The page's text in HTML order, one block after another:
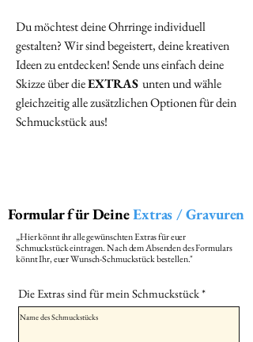
Du möchtest deine Ohrringe individuell
gestalten? Wir sind begeistert, deine kreativen
Ideen zu entdecken! Sende uns einfach deine
Skizze über dieEXTRAS unten und wähle
gleichzeitig alle zusätzlichen Optionen für dein
Schmuckstück aus!
Formular für DeineExtras / Gravuren
„Hier könnt ihr alle gewünschten Extras für euer
Schmuckstück eintragen. Nach dem Absenden des Formulars
könnt Ihr, euer Wunsch-Schmuckstück bestellen."
Die Extras sind für mein Schmuckstück